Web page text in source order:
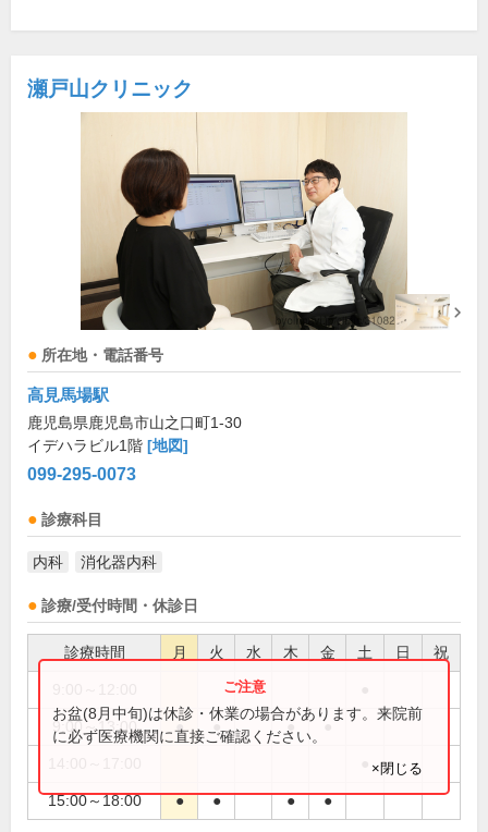
瀬戸山クリニック
所在地・電話番号
高見馬場駅
鹿児島県鹿児島市山之口町1-30
イデハラビル1階 [地図]
099-295-0073
診療科目
内科 消化器内科
診療/受付時間・休診日
診療時間 月 火 水 木 金 土 日 祝
9:00～13:00 ● ● ● ●
15:00～18:00 ● ● ● ●
お盆(8月中旬)は休診・休業の場合があります。来院前
に必ず医療機関に直接ご確認ください。
×閉じる